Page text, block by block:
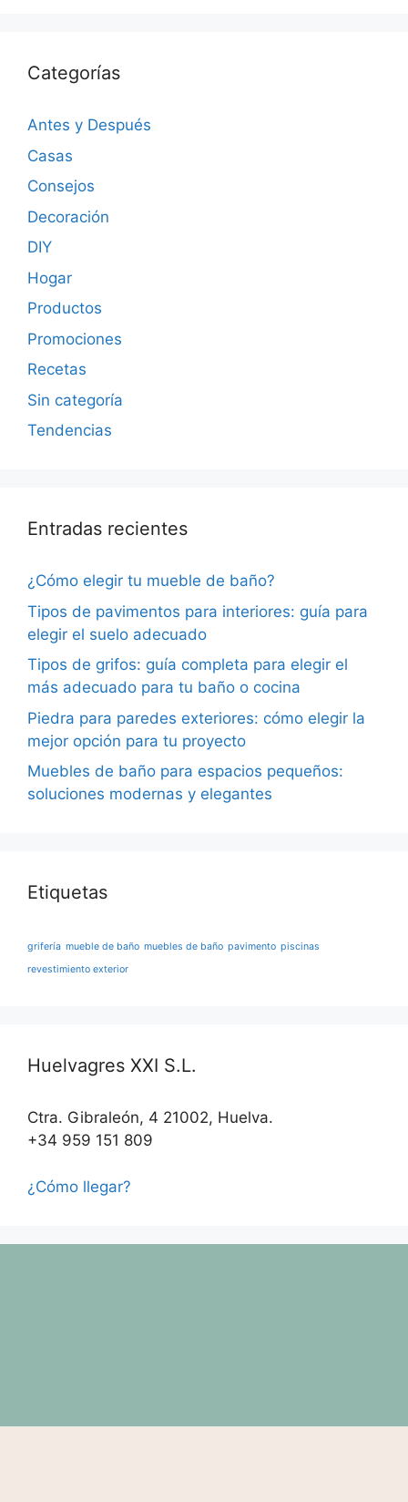
Categorías
Antes y Después
Casas
Consejos
Decoración
DIY
Hogar
Productos
Promociones
Recetas
Sin categoría
Tendencias
Entradas recientes
¿Cómo elegir tu mueble de baño?
Tipos de pavimentos para interiores: guía para
elegir el suelo adecuado
Tipos de grifos: guía completa para elegir el
más adecuado para tu baño o cocina
Piedra para paredes exteriores: cómo elegir la
mejor opción para tu proyecto
Muebles de baño para espacios pequeños:
soluciones modernas y elegantes
Etiquetas
grifería mueble de baño muebles de baño pavimento piscinas
revestimiento exterior
Huelvagres XXI S.L.
Ctra. Gibraleón, 4 21002, Huelva.
+34 959 151 809
¿Cómo llegar?